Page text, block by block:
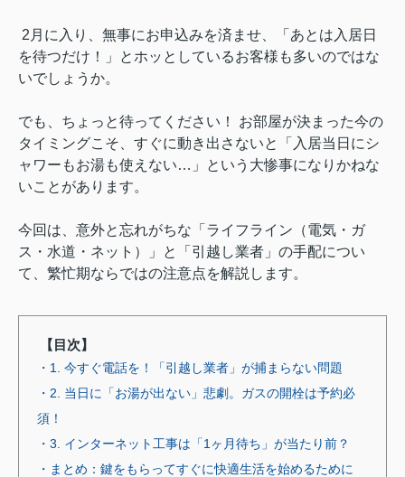
2月に入り、無事にお申込みを済ませ、「あとは入居日
を待つだけ！」とホッとしているお客様も多いのではな
いでしょうか。
でも、ちょっと待ってください！ お部屋が決まった今の
タイミングこそ、すぐに動き出さないと「入居当日にシ
ャワーもお湯も使えない…」という大惨事になりかねな
いことがあります。
今回は、意外と忘れがちな「ライフライン（電気・ガ
ス・水道・ネット）」と「引越し業者」の手配につい
て、繁忙期ならではの注意点を解説します。
【目次】
・1. 今すぐ電話を！「引越し業者」が捕まらない問題
・2. 当日に「お湯が出ない」悲劇。ガスの開栓は予約必
須！
・3. インターネット工事は「1ヶ月待ち」が当たり前？
・まとめ：鍵をもらってすぐに快適生活を始めるために